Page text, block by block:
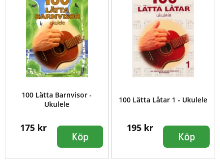
100 Lätta Barnvisor -
Ukulele
175 kr
Köp
100 Lätta Låtar 1 - Ukulele
195 kr
Köp